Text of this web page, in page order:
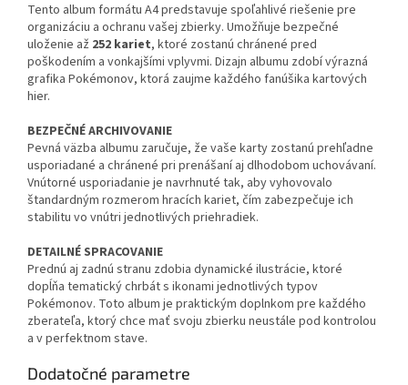
Tento album formátu A4 predstavuje spoľahlivé riešenie pre
organizáciu a ochranu vašej zbierky. Umožňuje bezpečné
uloženie až 252 kariet, ktoré zostanú chránené pred
poškodením a vonkajšími vplyvmi. Dizajn albumu zdobí výrazná
grafika Pokémonov, ktorá zaujme každého fanúšika kartových
hier.
BEZPEČNÉ ARCHIVOVANIE
Pevná väzba albumu zaručuje, že vaše karty zostanú prehľadne
usporiadané a chránené pri prenášaní aj dlhodobom uchovávaní.
Vnútorné usporiadanie je navrhnuté tak, aby vyhovovalo
štandardným rozmerom hracích kariet, čím zabezpečuje ich
stabilitu vo vnútri jednotlivých priehradiek.
DETAILNÉ SPRACOVANIE
Prednú aj zadnú stranu zdobia dynamické ilustrácie, ktoré
dopĺňa tematický chrbát s ikonami jednotlivých typov
Pokémonov. Toto album je praktickým doplnkom pre každého
zberateľa, ktorý chce mať svoju zbierku neustále pod kontrolou
a v perfektnom stave.
Dodatočné parametre